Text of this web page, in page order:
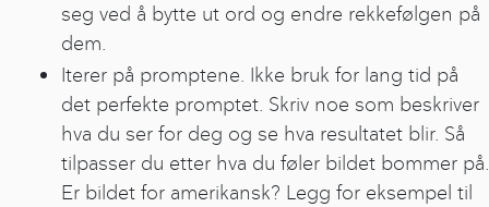
seg ved å bytte ut ord og endre rekkefølgen på
dem.
Iterer på promptene. Ikke bruk for lang tid på
det perfekte promptet. Skriv noe som beskriver
hva du ser for deg og se hva resultatet blir. Så
tilpasser du etter hva du føler bildet bommer på.
Er bildet for amerikansk? Legg for eksempel til